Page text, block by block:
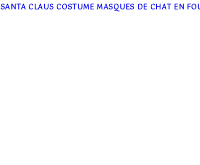
SANTA CLAUS COSTUME MASQUES DE CHAT EN